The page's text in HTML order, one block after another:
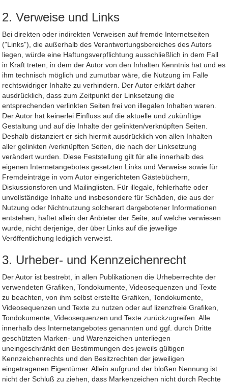
2. Verweise und Links
Bei direkten oder indirekten Verweisen auf fremde Internetseiten
("Links"), die außerhalb des Verantwortungsbereiches des Autors
liegen, würde eine Haftungsverpflichtung ausschließlich in dem Fall
in Kraft treten, in dem der Autor von den Inhalten Kenntnis hat und es
ihm technisch möglich und zumutbar wäre, die Nutzung im Falle
rechtswidriger Inhalte zu verhindern. Der Autor erklärt daher
ausdrücklich, dass zum Zeitpunkt der Linksetzung die
entsprechenden verlinkten Seiten frei von illegalen Inhalten waren.
Der Autor hat keinerlei Einfluss auf die aktuelle und zukünftige
Gestaltung und auf die Inhalte der gelinkten/verknüpften Seiten.
Deshalb distanziert er sich hiermit ausdrücklich von allen Inhalten
aller gelinkten /verknüpften Seiten, die nach der Linksetzung
verändert wurden. Diese Feststellung gilt für alle innerhalb des
eigenen Internetangebotes gesetzten Links und Verweise sowie für
Fremdeinträge in vom Autor eingerichteten Gästebüchern,
Diskussionsforen und Mailinglisten. Für illegale, fehlerhafte oder
unvollständige Inhalte und insbesondere für Schäden, die aus der
Nutzung oder Nichtnutzung solcherart dargebotener Informationen
entstehen, haftet allein der Anbieter der Seite, auf welche verwiesen
wurde, nicht derjenige, der über Links auf die jeweilige
Veröffentlichung lediglich verweist.
3. Urheber- und Kennzeichenrecht
Der Autor ist bestrebt, in allen Publikationen die Urheberrechte der
verwendeten Grafiken, Tondokumente, Videosequenzen und Texte
zu beachten, von ihm selbst erstellte Grafiken, Tondokumente,
Videosequenzen und Texte zu nutzen oder auf lizenzfreie Grafiken,
Tondokumente, Videosequenzen und Texte zurückzugreifen. Alle
innerhalb des Internetangebotes genannten und ggf. durch Dritte
geschützten Marken- und Warenzeichen unterliegen
uneingeschränkt den Bestimmungen des jeweils gültigen
Kennzeichenrechts und den Besitzrechten der jeweiligen
eingetragenen Eigentümer. Allein aufgrund der bloßen Nennung ist
nicht der Schluß zu ziehen, dass Markenzeichen nicht durch Rechte